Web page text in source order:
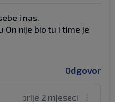
i nas.
On nije bio tu i time je
Odgovor
prije 2 mjeseci